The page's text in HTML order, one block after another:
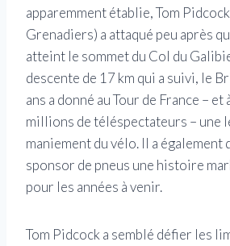
apparemment établie, Tom
Grenadiers) a attaqué peu après
atteint le sommet du Col du
descente de 17 km qui a suivi, le
ans a donné au Tour de France – et
millions de téléspectateurs – une
maniement du vélo. Il a également
sponsor de pneus une histoire
pour les années à venir.
Tom Pidcock a semblé défier les